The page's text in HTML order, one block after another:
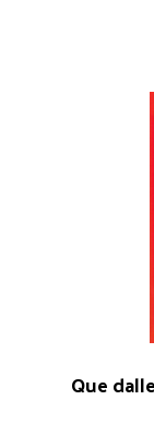
Que